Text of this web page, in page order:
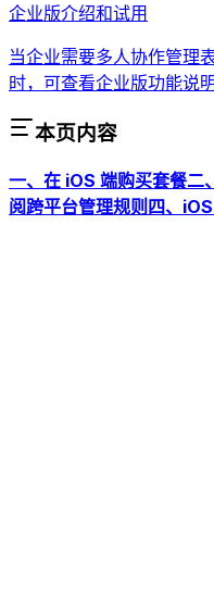
企业版介绍和试用
当企业需要多人协作管理
时，可查看企业版功能说
本页内容
一、在 iOS 端购买套餐二
阅跨平台管理规则 四、